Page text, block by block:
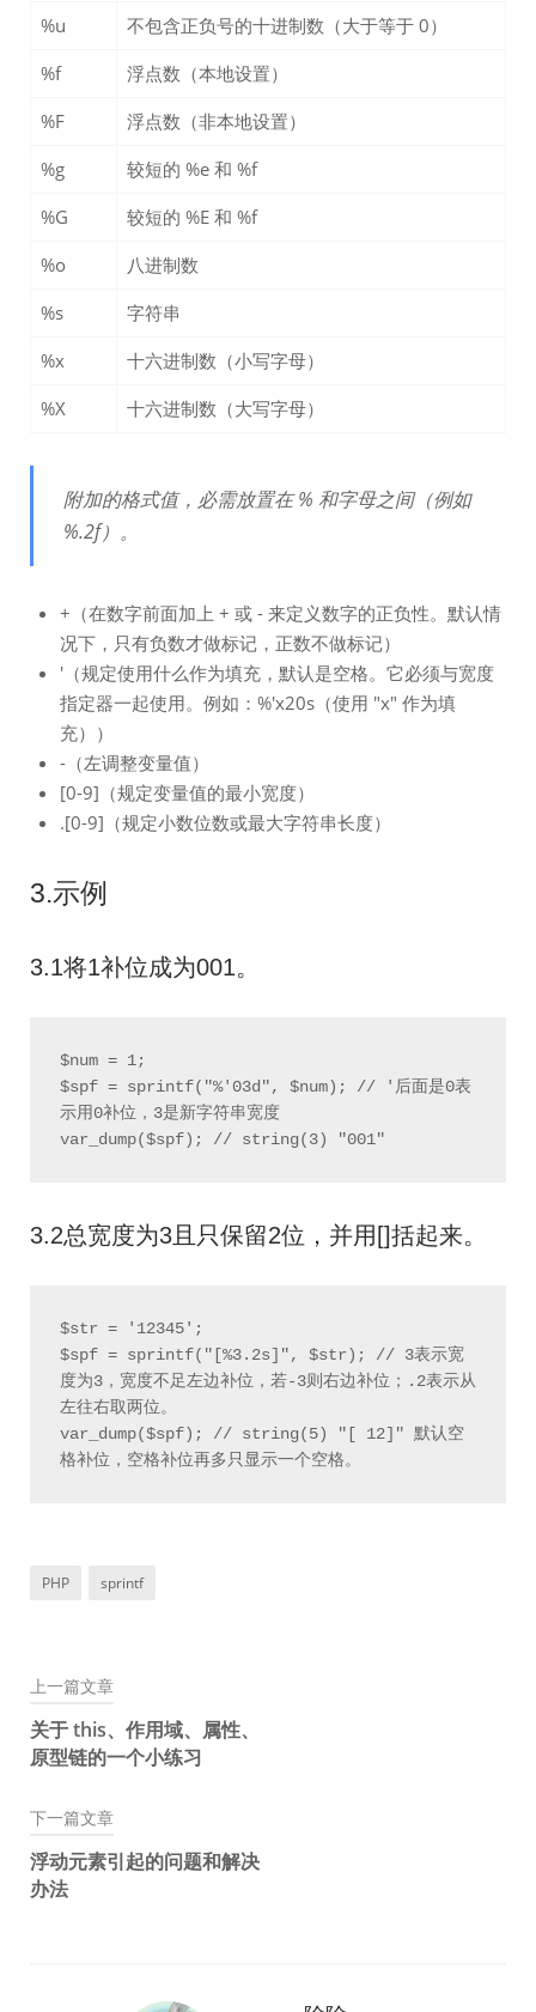
%u
不包含正负号的十进制数（大于等于 0）
%f
浮点数（本地设置）
%F
浮点数（非本地设置）
%g
较短的 %e 和 %f
%G
较短的 %E 和 %f
%o
八进制数
%s
字符串
%x
十六进制数（小写字母）
%X
十六进制数（大写字母）
附加的格式值，必需放置在 % 和字母之间（例如
%.2f）。
+（在数字前面加上 + 或 - 来定义数字的正负性。默认情
况下，只有负数才做标记，正数不做标记）
'（规定使用什么作为填充，默认是空格。它必须与宽度
指定器一起使用。例如：%'x20s（使用 "x" 作为填
充））
-（左调整变量值）
[0-9]（规定变量值的最小宽度）
.[0-9]（规定小数位数或最大字符串长度）
3.示例
3.1将1补位成为001。
$num = 1;
$spf = sprintf("%'03d", $num); // '后面是0表
示用0补位，3是新字符串宽度
3.2总宽度为3且只保留2位，并用[]括起来。
$str = '12345';
$spf = sprintf("[%3.2s]", $str); // 3表示宽
度为3，宽度不足左边补位，若-3则右边补位；.2表示从
左往右取两位。
var_dump($spf); // string(5) "[ 12]" 默认空
PHP sprintf
文
章
导
航
上一篇文章
关于 this、作用域、属性、
原型链的一个小练习
下一篇文章
浮动元素引起的问题和解决
办法